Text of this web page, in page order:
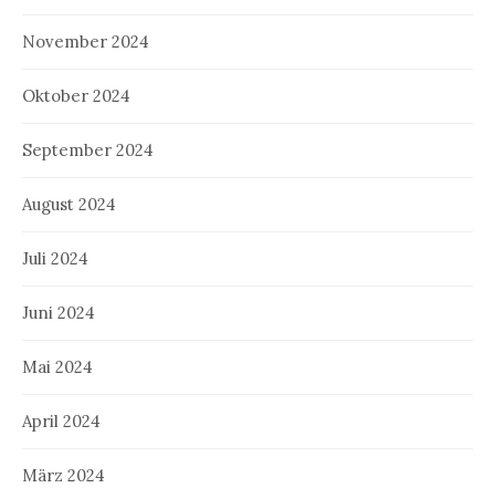
November 2024
Oktober 2024
September 2024
August 2024
Juli 2024
Juni 2024
Mai 2024
April 2024
März 2024